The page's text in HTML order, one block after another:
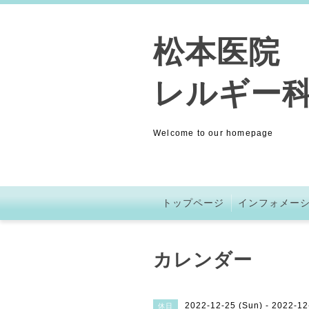
松本医院
レルギー
Welcome to our homepage
トップページ インフォメー
カレンダー
休日 2022-12-25 (Sun) - 2022-